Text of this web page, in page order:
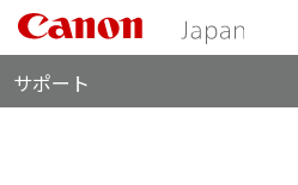
サポート